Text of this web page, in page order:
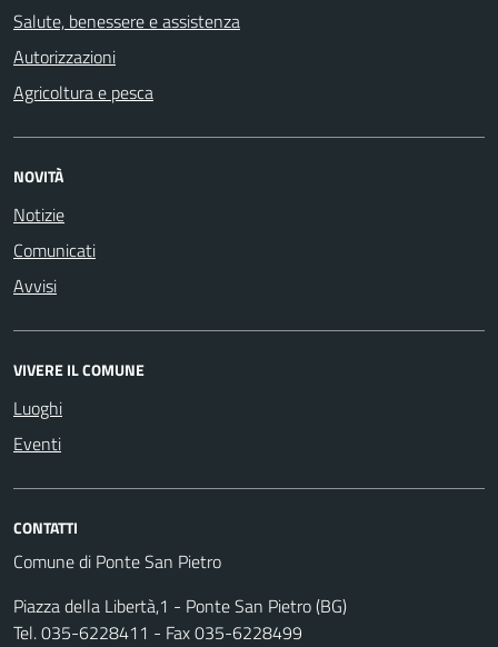
Salute, benessere e assistenza
Autorizzazioni
Agricoltura e pesca
NOVITÀ
Notizie
Comunicati
Avvisi
VIVERE IL COMUNE
Luoghi
Eventi
CONTATTI
Comune di Ponte San Pietro
Piazza della Libertà,1 - Ponte San Pietro (BG)
Tel. 035-6228411 - Fax 035-6228499